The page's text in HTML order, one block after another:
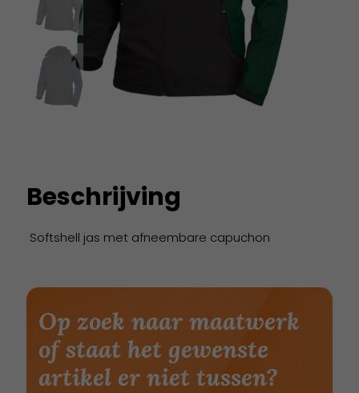
Beschrijving
Softshell jas met afneembare capuchon
Op zoek naar maatwerk
of staat het gewenste
artikel er niet tussen?